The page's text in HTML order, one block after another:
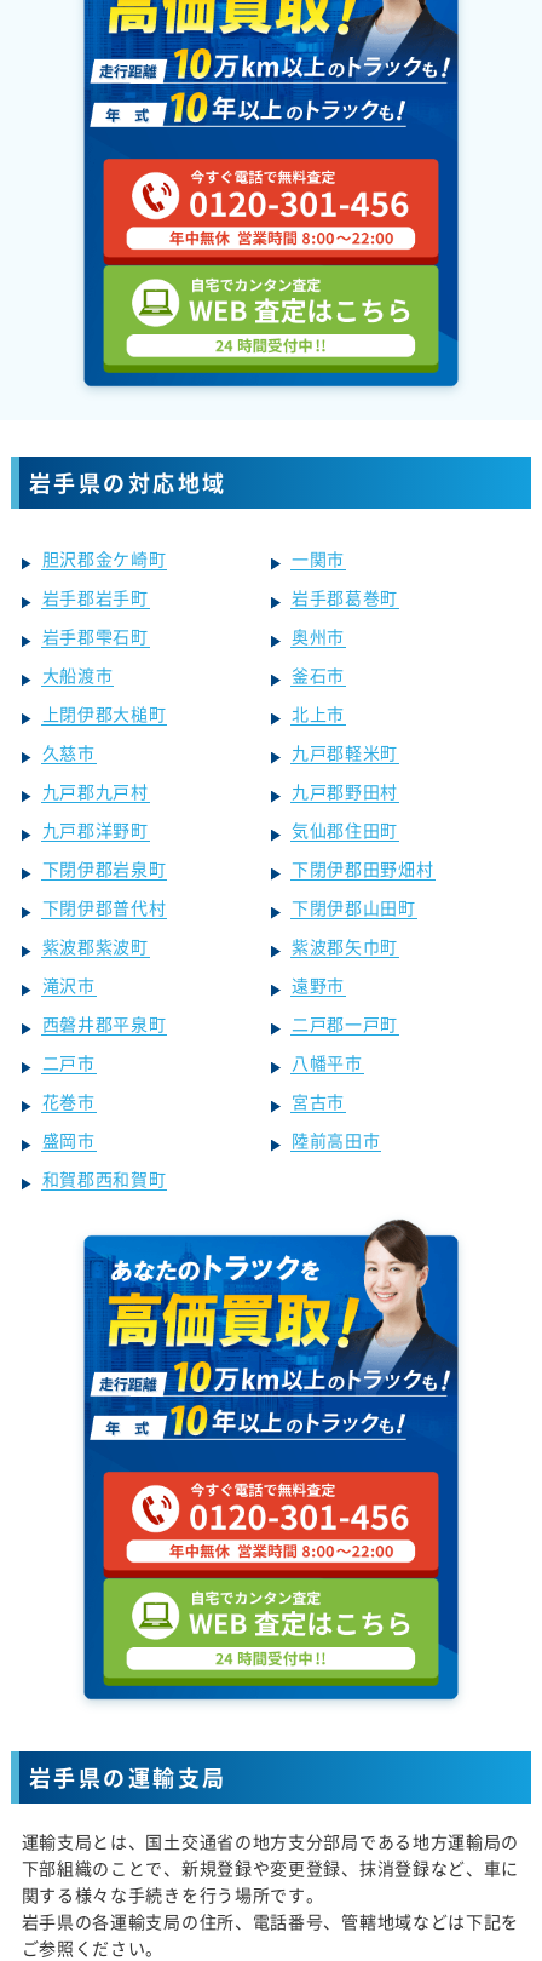
岩手県の対応地域
胆沢郡金ケ崎町
一関市
岩手郡岩手町
岩手郡葛巻町
岩手郡雫石町
奥州市
大船渡市
釜石市
上閉伊郡大槌町
北上市
久慈市
九戸郡軽米町
九戸郡九戸村
九戸郡野田村
九戸郡洋野町
気仙郡住田町
下閉伊郡岩泉町
下閉伊郡田野畑村
下閉伊郡普代村
下閉伊郡山田町
紫波郡紫波町
紫波郡矢巾町
滝沢市
遠野市
西磐井郡平泉町
二戸郡一戸町
二戸市
八幡平市
花巻市
宮古市
盛岡市
陸前高田市
和賀郡西和賀町
岩手県の運輸支局
運輸支局とは、国土交通省の地方支分部局である地方運輸局の
下部組織のことで、新規登録や変更登録、抹消登録など、車に
関する様々な手続きを行う場所です。
岩手県の各運輸支局の住所、電話番号、管轄地域などは下記を
ご参照ください。